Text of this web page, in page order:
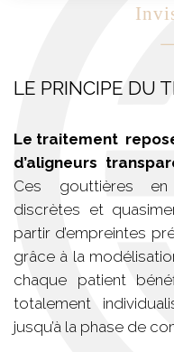
LE PRINCIPE DU
Le traitement
d’aligneurs
Ces gouttières en
discrètes et
partir d’empreintes
grâce à la
chaque patient
totalement
jusqu’à la phase de